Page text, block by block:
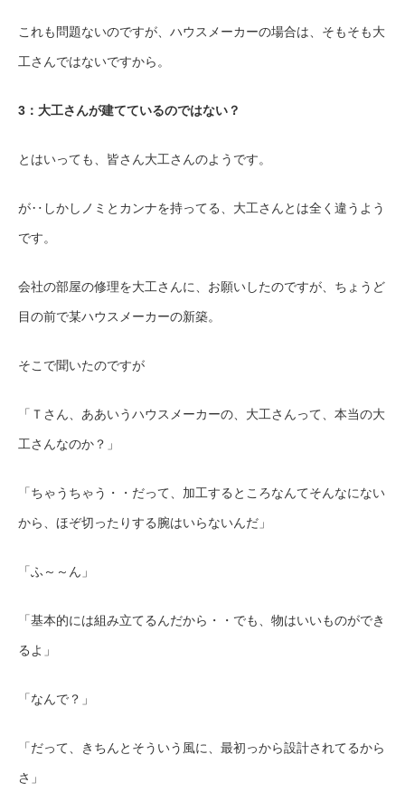
これも問題ないのですが、ハウスメーカーの場合は、そもそも大
工さんではないですから。
3：大工さんが建てているのではない？
とはいっても、皆さん大工さんのようです。
が‥しかしノミとカンナを持ってる、大工さんとは全く違うよう
です。
会社の部屋の修理を大工さんに、お願いしたのですが、ちょうど
目の前で某ハウスメーカーの新築。
そこで聞いたのですが
「Ｔさん、ああいうハウスメーカーの、大工さんって、本当の大
工さんなのか？」
「ちゃうちゃう・・だって、加工するところなんてそんなにない
から、ほぞ切ったりする腕はいらないんだ」
「ふ～～ん」
「基本的には組み立てるんだから・・でも、物はいいものができ
るよ」
「なんで？」
「だって、きちんとそういう風に、最初っから設計されてるから
さ」